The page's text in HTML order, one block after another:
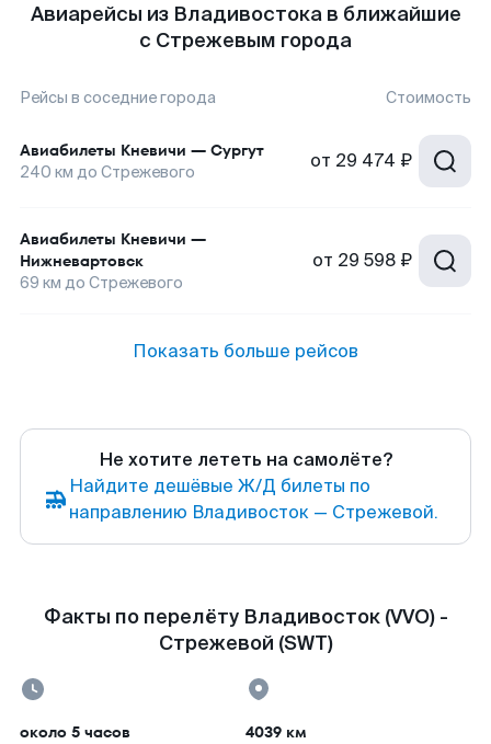
Авиарейсы из Владивостока в ближайшие
с Стрежевым города
Рейсы в соседние города Стоимость
Авиабилеты Кневичи — Сургут
240 км до Стрежевого от 29 474 ₽
Авиабилеты Кневичи —
Нижневартовск
69 км до Стрежевого
от 29 598 ₽
Показать больше рейсов
Не хотите лететь на самолёте?
Найдите дешёвые Ж/Д билеты по
направлению Владивосток — Стрежевой.
Факты по перелёту Владивосток (VVO) -
Стрежевой (SWT)
около 5 часов 4039 км